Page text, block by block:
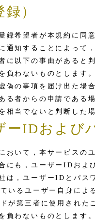
）
録希望者が本規約に同
通知することによって
に以下の事由があると
負わないものとします。
偽の事項を届け出た場合
る者からの申請である
相当でないと判断した
ーIDおよび
おいて，本サービスの
にも，ユーザーIDおよ
は，ユーザーIDとパス
いるユーザー自身によ
が第三者に使用された
負わないものとします。